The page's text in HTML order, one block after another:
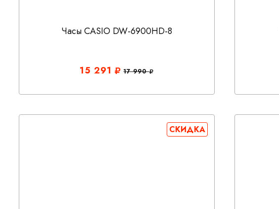
Часы CASIO DW-6900HD-8
15 291 17 990
СКИДКА